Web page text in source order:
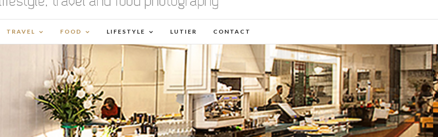
TRAVEL FOOD LIFESTYLE LUTIER CONTACT